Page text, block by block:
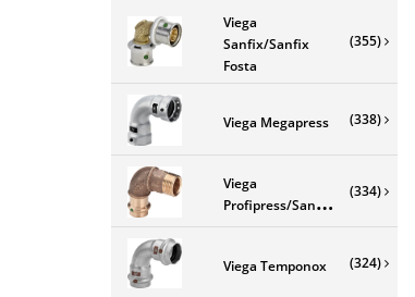
Viega
Sanfix/Sanfix
Fosta
(355)
Viega Megapress (338)
Viega
Profipress/Sanpress (334)
Viega Temponox (324)